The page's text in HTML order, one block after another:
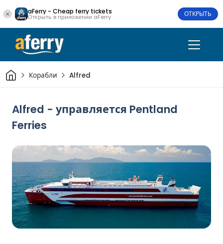
aFerry - Cheap ferry tickets
Открыть в приложении aFerry ОТКРЫТЬ
ДомКорабли Alfred
Alfred - управляется Pentland
Ferries